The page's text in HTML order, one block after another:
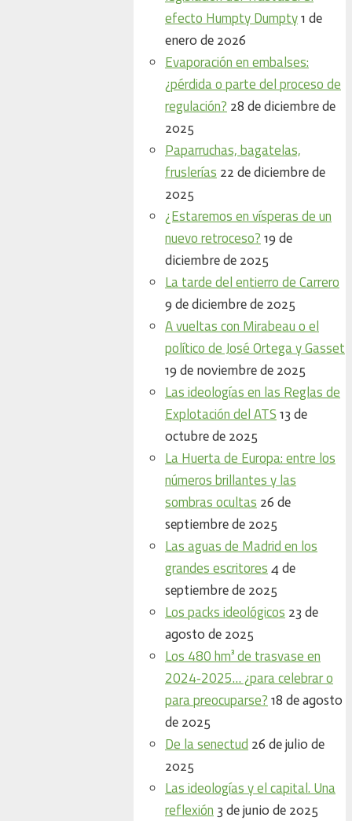
efecto Humpty Dumpty 1 de
enero de 2026
Evaporación en embalses:
¿pérdida o parte del proceso de
regulación? 28 de diciembre de
2025
Paparruchas, bagatelas,
fruslerías 22 de diciembre de
2025
¿Estaremos en vísperas de un
nuevo retroceso? 19 de
diciembre de 2025
La tarde del entierro de Carrero
9 de diciembre de 2025
A vueltas con Mirabeau o el
político de José Ortega y Gasset
19 de noviembre de 2025
Las ideologías en las Reglas de
Explotación del ATS 13 de
octubre de 2025
La Huerta de Europa: entre los
números brillantes y las
sombras ocultas 26 de
septiembre de 2025
Las aguas de Madrid en los
grandes escritores 4 de
septiembre de 2025
Los packs ideológicos 23 de
agosto de 2025
Los 480 hm³ de trasvase en
2024‑2025… ¿para celebrar o
para preocuparse? 18 de agosto
de 2025
De la senectud 26 de julio de
2025
Las ideologías y el capital. Una
reflexión 3 de junio de 2025